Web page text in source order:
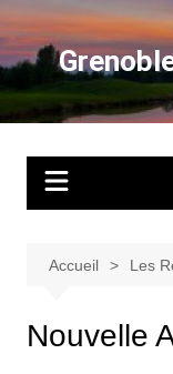
Aller
au
contenu
Accueil Les
Nouvelle